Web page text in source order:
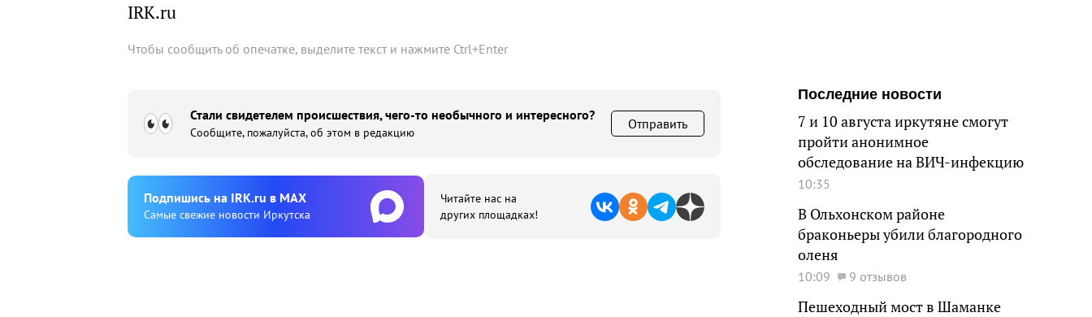
IRK.ru
Чтобы сообщить об опечатке, выделите текст и нажмите Ctrl+Enter
Стали свидетелем происшествия, чего-то необычного и интересного?
Сообщите, пожалуйста, об этом в редакцию
Отправить
Подпишиcь на IRK.ru в MAX
Cамые свежие новости Иркутска
Читайте нас на
других площадках!
Последние новости
7 и 10 августа иркутяне смогут
пройти анонимное
обследование на ВИЧ-инфекцию
10:35
В Ольхонском районе
браконьеры убили благородного
оленя
10:09 9 отзывов
Пешеходный мост в Шаманке